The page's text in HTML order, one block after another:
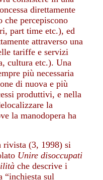
direttamente
che percepiscono
part time etc.), ed
attraverso una
tariffe e servizi
cultura etc.). Una
più necessaria
di nuova e più
produttivi, e nella
la
la manodopera ha
rivista (3, 1998) si
Unire disoccupati
che descrive i
“inchiesta sul